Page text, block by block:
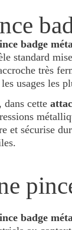
badge
standard
très
usages les
dans cette
et sécurise
badge